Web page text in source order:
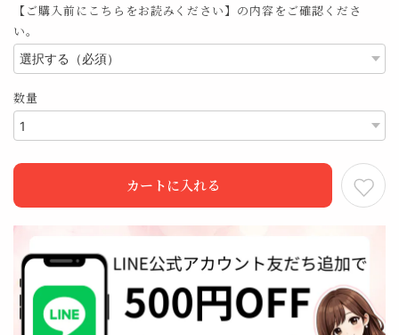
【ご購入前にこちらをお読みください】の内容をご確認くださ
い。
数量
カートに入れる